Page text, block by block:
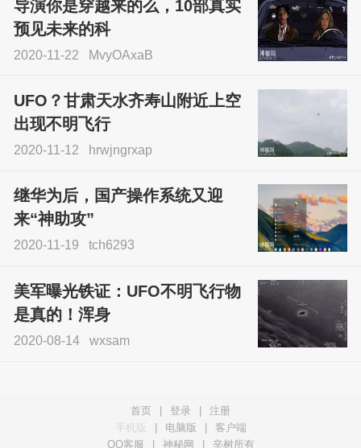
导演你是穿越来的么，10部真实
预见未来的科
2020-11-22 MvyOAxaB
UFO？甘肃天水齐寿山附近上空
出现不明飞行
2020-11-12 hrwjngrxap
继华为后，国产操作系统又迎
来“神助攻”
2020-11-19 tch6293
美军曝光铁证：UFO不明飞行物
是真的！浑身
2020-08-14 wxsam
首页 登录
注册
手机版
电脑版
客户端
QQ客服
神秘网 辛树所有